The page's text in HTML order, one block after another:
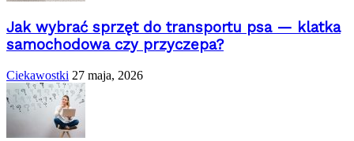
Jak wybrać sprzęt do transportu psa — klatka
samochodowa czy przyczepa?
Ciekawostki 27 maja, 2026